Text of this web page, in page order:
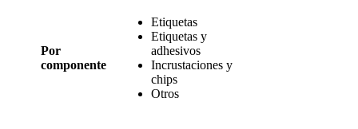
Por
componente
Etiquetas
Etiquetas y
adhesivos
Incrustaciones y
chips
Otros